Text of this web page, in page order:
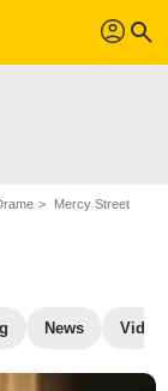
profil search
Mercy Street
News